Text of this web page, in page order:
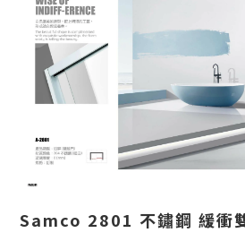
Samco 2801 不鏽鋼 緩衝